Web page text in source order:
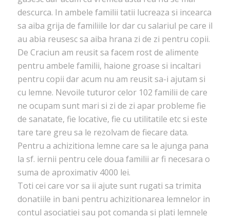
descurca. In ambele familii tatii lucreaza si incearca
sa aiba grija de familiile lor dar cu salariul pe care il
au abia reusesc sa aiba hrana zi de zi pentru copii.
De Craciun am reusit sa facem rost de alimente
pentru ambele familii, haione groase si incaltari
pentru copii dar acum nu am reusit sa-i ajutam si
cu lemne. Nevoile tuturor celor 102 familii de care
ne ocupam sunt mari si zi de zi apar probleme fie
de sanatate, fie locative, fie cu utilitatile etc si este
tare tare greu sa le rezolvam de fiecare data.
Pentru a achizitiona lemne care sa le ajunga pana
la sf. iernii pentru cele doua familii ar fi necesara o
suma de aproximativ 4000 lei.
Toti cei care vor sa ii ajute sunt rugati sa trimita
donatiile in bani pentru achizitionarea lemnelor in
contul asociatiei sau pot comanda si plati lemnele